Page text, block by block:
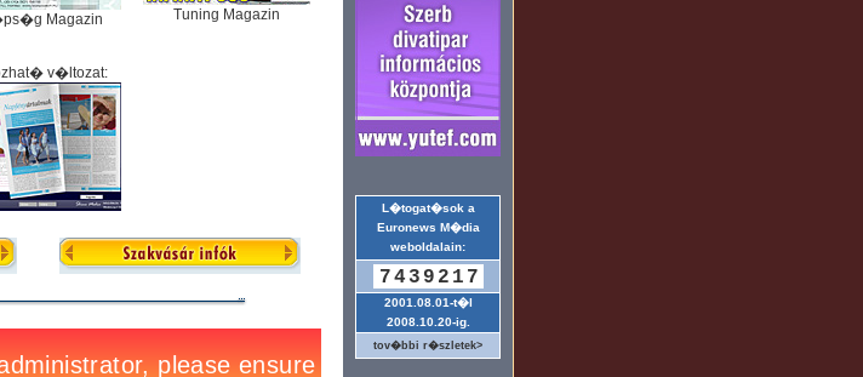
Magazin Tuning Magazin
v�ltozat:
L�togat�sok a
Euronews M�dia
weboldalain:
7439217
2001.08.01-t�l
2008.10.20-ig.
tov�bbi r�szletek>